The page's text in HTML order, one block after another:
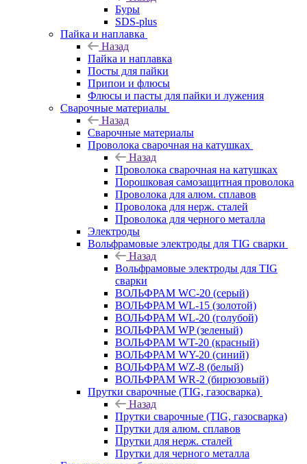
Буры
SDS-plus
Пайка и наплавка
Назад
Пайка и наплавка
Посты для пайки
Припои и флюсы
Флюсы и пасты для пайки и лужения
Сварочные материалы
Назад
Сварочные материалы
Проволока сварочная на катушках
Назад
Проволока сварочная на катушках
Порошковая самозащитная проволока
Проволока для алюм. сплавов
Проволока для нерж. сталей
Проволока для черного металла
Электроды
Вольфрамовые электроды для TIG сварки
Назад
Вольфрамовые электроды для TIG
сварки
ВОЛЬФРАМ WC-20 (серый)
ВОЛЬФРАМ WL-15 (золотой)
ВОЛЬФРАМ WL-20 (голубой)
ВОЛЬФРАМ WP (зеленый)
ВОЛЬФРАМ WT-20 (красный)
ВОЛЬФРАМ WY-20 (синий)
ВОЛЬФРАМ WZ-8 (белый)
ВОЛЬФРАМ WR-2 (бирюзовый)
Прутки сварочные (TIG, газосварка)
Назад
Прутки сварочные (TIG, газосварка)
Прутки для алюм. сплавов
Прутки для нерж. сталей
Прутки для черного металла